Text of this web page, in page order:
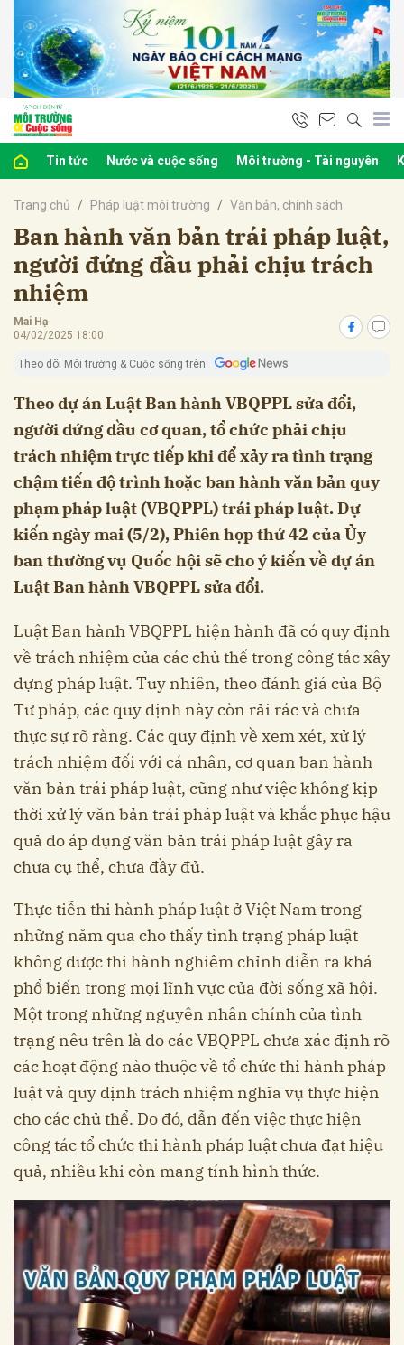
Tin tức Nước và cuộc sống Môi trường - Tài nguyên
Trang chủ Pháp luật môi trường Văn bản, chính sách
Ban hành văn bản trái pháp luật,
người đứng đầu phải chịu trách
nhiệm
Mai Hạ
04/02/2025 18:00
Theo dõi Môi trường & Cuộc sống trên
Theo dự án Luật Ban hành VBQPPL sửa đổi,
người đứng đầu cơ quan, tổ chức phải chịu
trách nhiệm trực tiếp khi để xảy ra tình trạng
chậm tiến độ trình hoặc ban hành văn bản quy
phạm pháp luật (VBQPPL) trái pháp luật. Dự
kiến ngày mai (5/2), Phiên họp thứ 42 của Ủy
ban thường vụ Quốc hội sẽ cho ý kiến về dự án
Luật Ban hành VBQPPL sửa đổi.
Luật Ban hành VBQPPL hiện hành đã có quy định
về trách nhiệm của các chủ thể trong công tác xây
dựng pháp luật. Tuy nhiên, theo đánh giá của Bộ
Tư pháp, các quy định này còn rải rác và chưa
thực sự rõ ràng. Các quy định về xem xét, xử lý
trách nhiệm đối với cá nhân, cơ quan ban hành
văn bản trái pháp luật, cũng như việc không kịp
thời xử lý văn bản trái pháp luật và khắc phục hậu
quả do áp dụng văn bản trái pháp luật gây ra
chưa cụ thể, chưa đầy đủ.
Thực tiễn thi hành pháp luật ở Việt Nam trong
những năm qua cho thấy tình trạng pháp luật
không được thi hành nghiêm chỉnh diễn ra khá
phổ biến trong mọi lĩnh vực của đời sống xã hội.
Một trong những nguyên nhân chính của tình
trạng nêu trên là do các VBQPPL chưa xác định rõ
các hoạt động nào thuộc về tổ chức thi hành pháp
luật và quy định trách nhiệm nghĩa vụ thực hiện
cho các chủ thể. Do đó, dẫn đến việc thực hiện
công tác tổ chức thi hành pháp luật chưa đạt hiệu
quả, nhiều khi còn mang tính hình thức.
luận